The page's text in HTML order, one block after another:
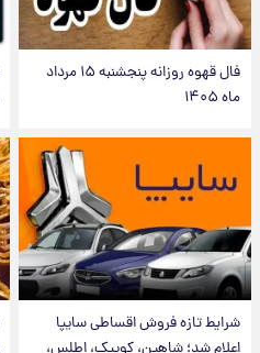
فال قهوه روزانه پنجشنبه ۱۵ مرداد
ماه ۱۴۰۵
شرایط تازه فروش اقساطی سایپا